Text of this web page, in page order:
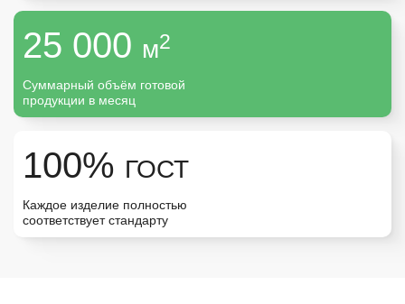
25 000 м2
Суммарный объём готовой
продукции в месяц
100% ГОСТ
Каждое изделие полностью
соответствует стандарту